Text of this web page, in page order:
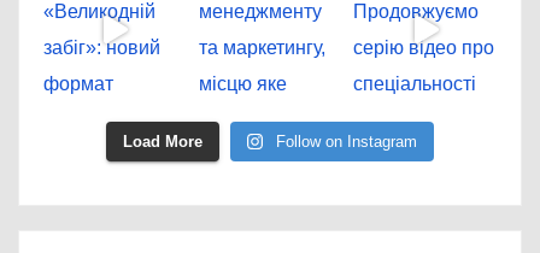
Load More Follow on Instagram